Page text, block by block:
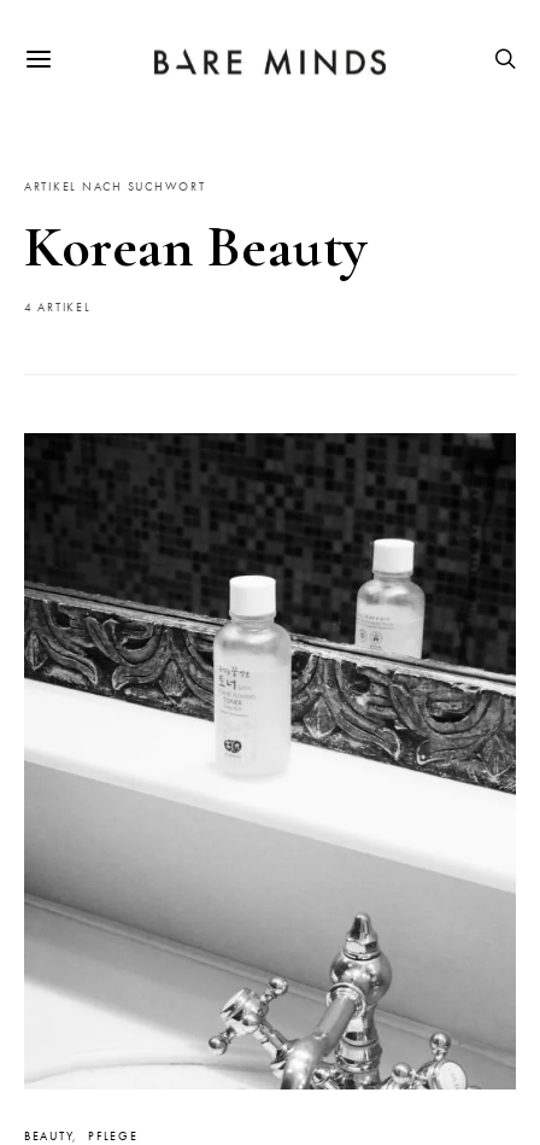
ARTIKEL NACH SUCHWORT
Korean Beauty
4 ARTIKEL
BEAUTY PFLEGE